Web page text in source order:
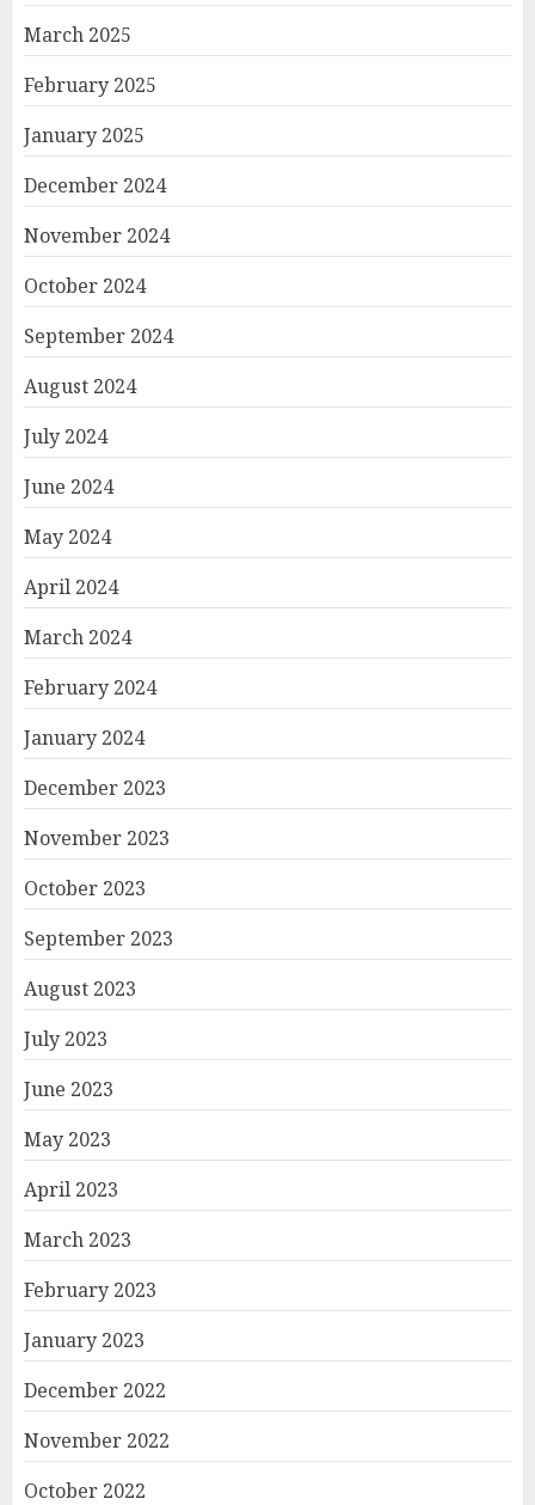
March 2025
February 2025
January 2025
December 2024
November 2024
October 2024
September 2024
August 2024
July 2024
June 2024
May 2024
April 2024
March 2024
February 2024
January 2024
December 2023
November 2023
October 2023
September 2023
August 2023
July 2023
June 2023
May 2023
April 2023
March 2023
February 2023
January 2023
December 2022
November 2022
October 2022